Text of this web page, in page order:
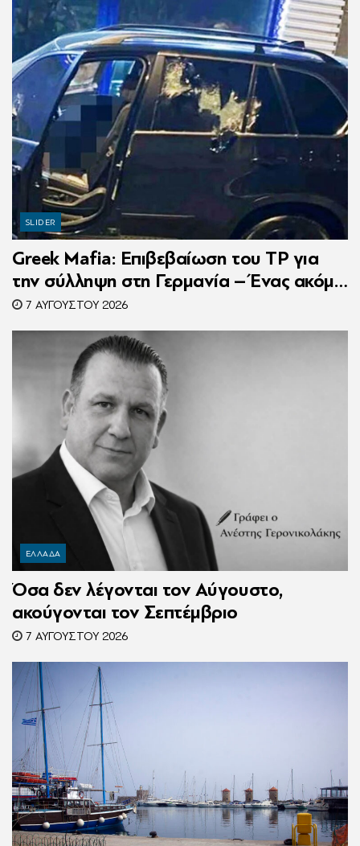
SLIDER
Greek Mafia: Επιβεβαίωση τoυ ΤP για
την σύλληψη στη Γερμανία – Ένας ακόμη
κατηγορούμενος για τον θάνατο του
Ζαμπούνη
7 ΑΥΓΟΎΣΤΟΥ 2026
ΕΛΛΑΔΑ
Όσα δεν λέγονται τον Αύγουστο,
ακούγονται τον Σεπτέμβριο
7 ΑΥΓΟΎΣΤΟΥ 2026